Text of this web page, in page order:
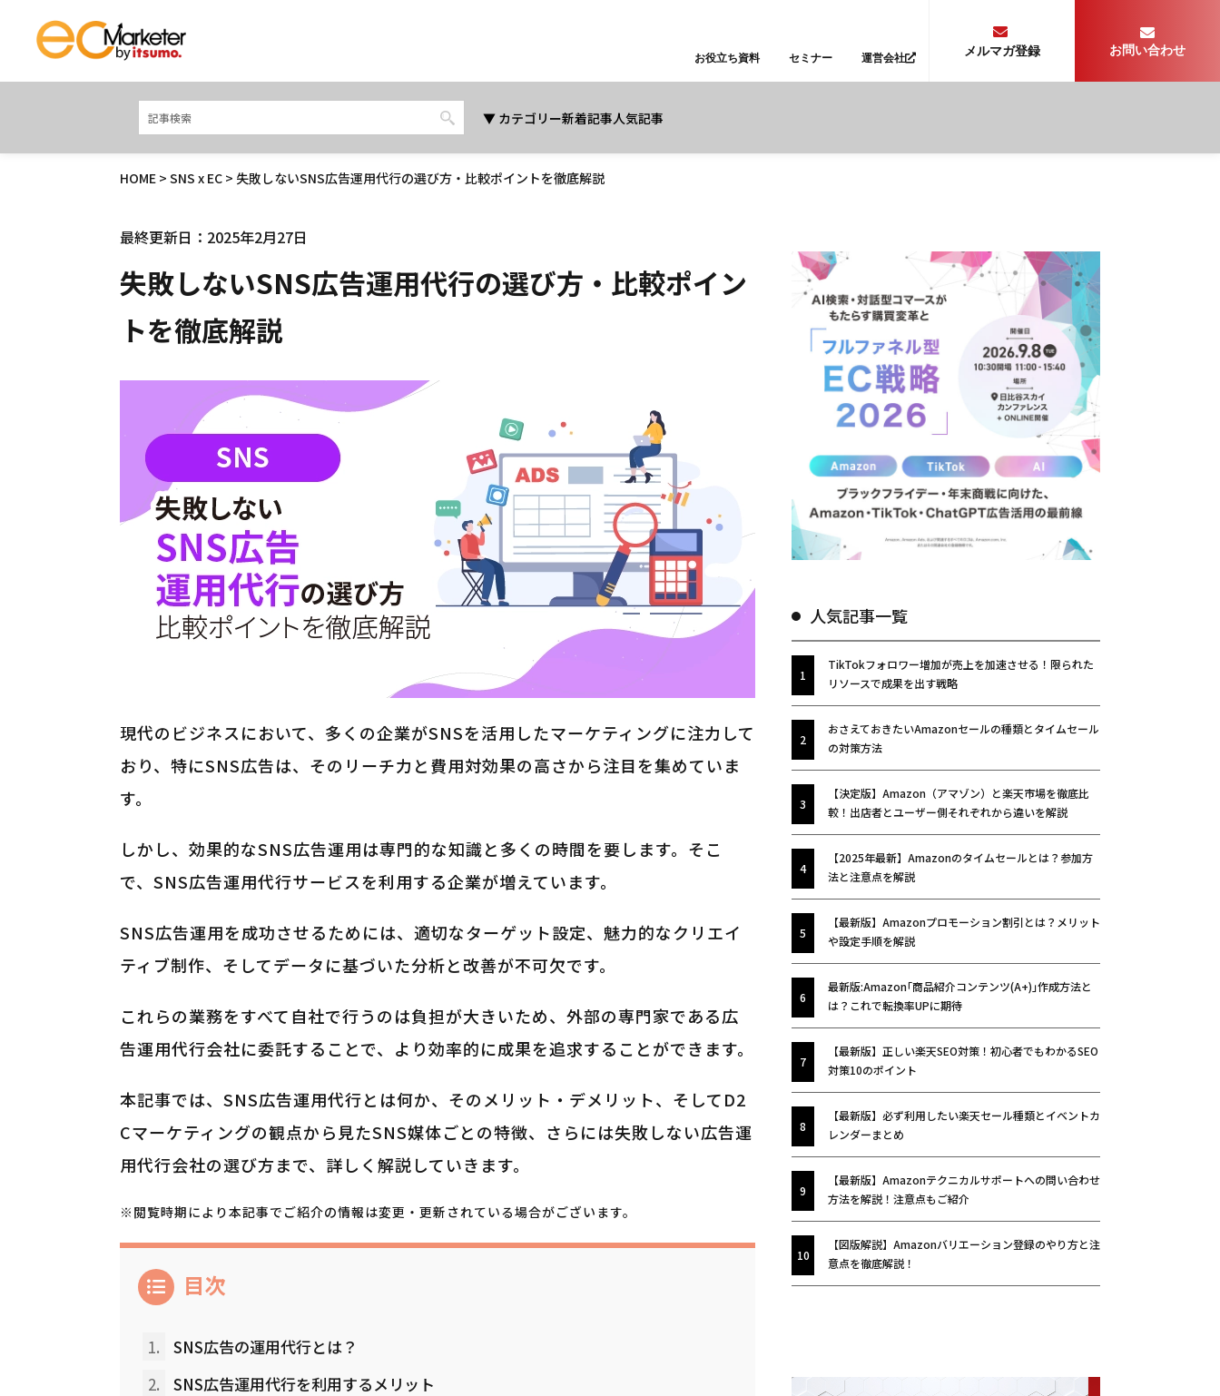
お役立ち資料 セミナー 運営会社 メルマガ登録 お問い合わせ
カテゴリー新着記事人気記事
HOME > SNS x EC > 失敗しないSNS広告運用代行の選び方・比較ポイントを徹底解説
最終更新日：2025年2月27日
失敗しないSNS広告運用代行の選び方・比較ポイン
トを徹底解説
現代のビジネスにおいて、多くの企業がSNSを活用したマーケティングに注力して
おり、特にSNS広告は、そのリーチ力と費用対効果の高さから注目を集めていま
す。
しかし、効果的なSNS広告運用は専門的な知識と多くの時間を要します。そこ
で、SNS広告運用代行サービスを利用する企業が増えています。
SNS広告運用を成功させるためには、適切なターゲット設定、魅力的なクリエイ
ティブ制作、そしてデータに基づいた分析と改善が不可欠です。
これらの業務をすべて自社で行うのは負担が大きいため、外部の専門家である広
告運用代行会社に委託することで、より効率的に成果を追求することができます。
本記事では、SNS広告運用代行とは何か、そのメリット・デメリット、そしてD2
Cマーケティングの観点から見たSNS媒体ごとの特徴、さらには失敗しない広告運
用代行会社の選び方まで、詳しく解説していきます。
※閲覧時期により本記事でご紹介の情報は変更・更新されている場合がございます。
目次
1.
SNS広告の運用代行とは？
2.
SNS広告運用代行を利用するメリット
人気記事一覧
TikTokフォロワー増加が売上を加速させる！限られた
リソースで成果を出す戦略
おさえておきたいAmazonセールの種類とタイムセール
の対策方法
【決定版】Amazon（アマゾン）と楽天市場を徹底比
較！出店者とユーザー側それぞれから違いを解説
【2025年最新】Amazonのタイムセールとは？参加方
法と注意点を解説
【最新版】Amazonプロモーション割引とは？メリット
や設定手順を解説
最新版:Amazon｢商品紹介コンテンツ(A+)｣作成方法と
は？これで転換率UPに期待
【最新版】正しい楽天SEO対策！初心者でもわかるSEO
対策10のポイント
【最新版】必ず利用したい楽天セール種類とイベントカ
レンダーまとめ
【最新版】Amazonテクニカルサポートへの問い合わせ
方法を解説！注意点もご紹介
【図版解説】Amazonバリエーション登録のやり方と注
意点を徹底解説！